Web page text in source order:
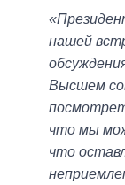
нашей
Высшем
что мы
что